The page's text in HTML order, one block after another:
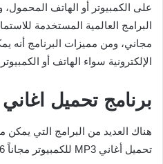
على الكمبيوتر أو الهاتف
البرامج العالمية المستخدمة
مجاني، ومن مميزات البرنامج أنه
الإلكترونية سواء الهاتف أو
برنامج تحميل اغاني
هناك العديد من البرامج التي يمكن
تحميل أغاني MP3 للكمبيوتر مجاناً 2026 وهي: